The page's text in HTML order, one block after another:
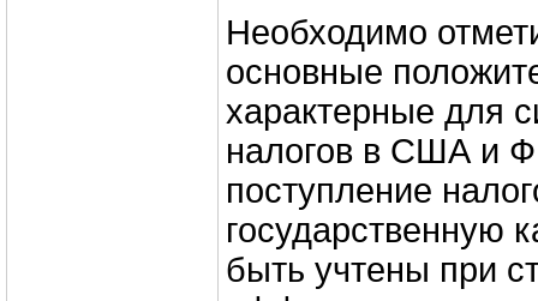
Необходимо
основные
характерные для
налогов в США и
поступление
государственную
быть учтены при